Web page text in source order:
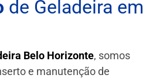
de Geladeira em
Belo Horizonte, somos
e manutenção de